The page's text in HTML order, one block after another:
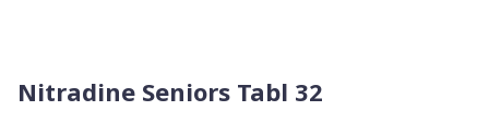
Nitradine Seniors Tabl 32